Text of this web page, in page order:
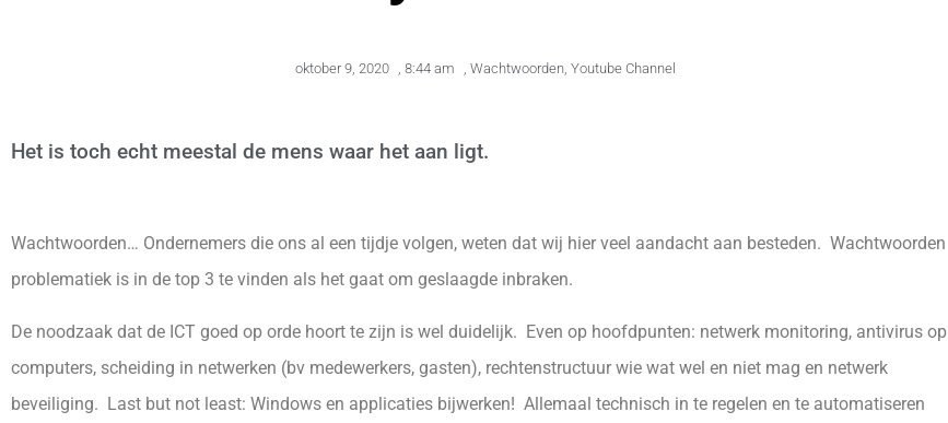
oktober 9, 2020 , 8:44 am , Wachtwoorden, Youtube Channel
Het is toch echt meestal de mens waar het aan ligt.
Wachtwoorden… Ondernemers die ons al een tijdje volgen, weten dat wij hier veel aandacht aan besteden. Wachtwoorden
problematiek is in de top 3 te vinden als het gaat om geslaagde inbraken.
De noodzaak dat de ICT goed op orde hoort te zijn is wel duidelijk. Even op hoofdpunten: netwerk monitoring, antivirus op
computers, scheiding in netwerken (bv medewerkers, gasten), rechtenstructuur wie wat wel en niet mag en netwerk
beveiliging. Last but not least: Windows en applicaties bijwerken! Allemaal technisch in te regelen en te automatiseren